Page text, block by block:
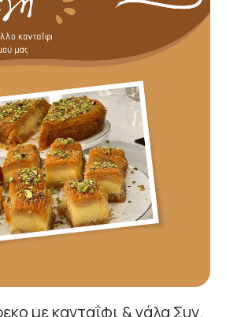
με κανταΐφι & γάλα Συν.